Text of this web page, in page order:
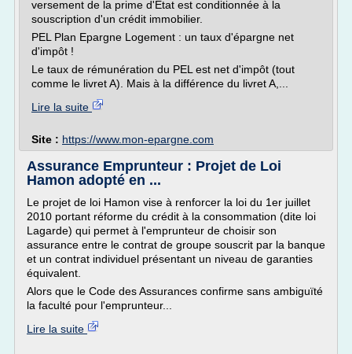
versement de la prime d'Etat est conditionnée à la
souscription d'un crédit immobilier.
PEL Plan Epargne Logement : un taux d'épargne net
d'impôt !
Le taux de rémunération du PEL est net d'impôt (tout
comme le livret A). Mais à la différence du livret A,...
Lire la suite
Site : https://www.mon-epargne.com
Assurance Emprunteur : Projet de Loi
Hamon adopté en ...
Le projet de loi Hamon vise à renforcer la loi du 1er juillet
2010 portant réforme du crédit à la consommation (dite loi
Lagarde) qui permet à l'emprunteur de choisir son
assurance entre le contrat de groupe souscrit par la banque
et un contrat individuel présentant un niveau de garanties
équivalent.
Alors que le Code des Assurances confirme sans ambiguïté
la faculté pour l'emprunteur...
Lire la suite